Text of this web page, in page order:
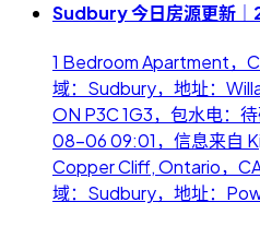
Sudbury 今日房源更新
1 Bedroom Apartment，
域：Sudbury，地址：
ON P3C 1G3，包水电：
08-06 09:01，信息来自
Copper Cliff, Ontario，
域：Sudbury，地址：